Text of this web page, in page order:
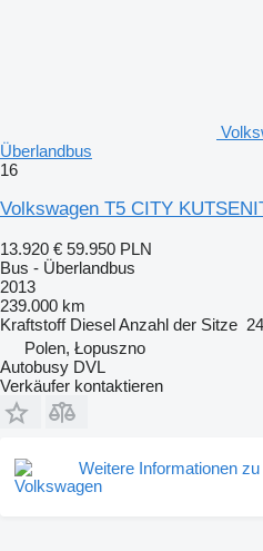
Überlandbus
16
Volkswagen T5 CITY
13.920 € 59.950 PLN
Bus - Überlandbus
2013
239.000 km
Kraftstoff DieselAnzahl der Sitze 24
Polen, Łopuszno
Autobusy DVL
Verkäufer kontaktieren
Weitere Informationen